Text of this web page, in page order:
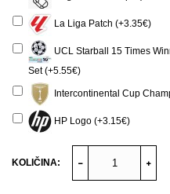
La Liga Patch (+3.35€)
UCL Starball 15 Times
Set (+5.55€)
Intercontinental Cup
HP Logo (+3.15€)
KOLIČINA: